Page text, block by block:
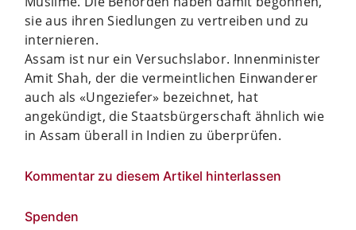
sie aus ihren Siedlungen zu vertreiben und zu
internieren.
Assam ist nur ein Versuchslabor. Innenminister
Amit Shah, der die vermeintlichen Einwanderer
auch als «Ungeziefer» bezeichnet, hat
angekündigt, die Staatsbürgerschaft ähnlich wie
in Assam überall in Indien zu überprüfen.
Kommentar zu diesem Artikel hinterlassen
Spenden